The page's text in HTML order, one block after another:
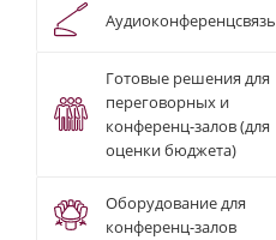
Аудиоконференцсвязь
Готовые решения для
переговорных и
конференц-залов (для
оценки бюджета)
Оборудование для
конференц-залов